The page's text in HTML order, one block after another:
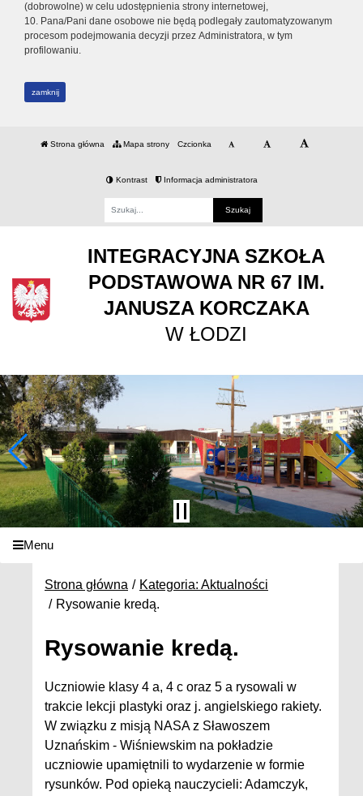
(dobrowolne) w celu udostępnienia strony internetowej,
10. Pana/Pani dane osobowe nie będą podlegały zautomatyzowanym
procesom podejmowania decyzji przez Administratora, w tym
profilowaniu.
zamknij
Strona główna Mapa strony Czcionka
Kontrast Informacja administratora
INTEGRACYJNA SZKOŁA
PODSTAWOWA NR 67 IM.
JANUSZA KORCZAKA
W ŁODZI
Menu
Strona główna
Kategoria: Aktualności
Rysowanie kredą.
Rysowanie kredą.
Uczniowie klasy 4 a, 4 c oraz 5 a rysowali w
trakcie lekcji plastyki oraz j. angielskiego rakiety.
W związku z misją NASA z Sławoszem
Uznańskim - Wiśniewskim na pokładzie
uczniowie upamiętnili to wydarzenie w formie
rysunków. Pod opieką nauczycieli: Adamczyk,